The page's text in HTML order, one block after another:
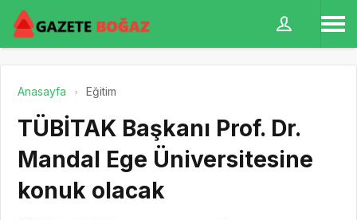
Anasayfa Eğitim
TÜBİTAK Başkanı Prof. Dr.
Mandal Ege Üniversitesine
konuk olacak